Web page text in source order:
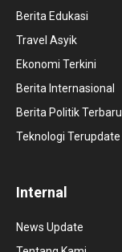
Berita Edukasi
Travel Asyik
Ekonomi Terkini
Berita Internasional
Berita Politik Terbaru
Teknologi Terupdate
Internal
News Update